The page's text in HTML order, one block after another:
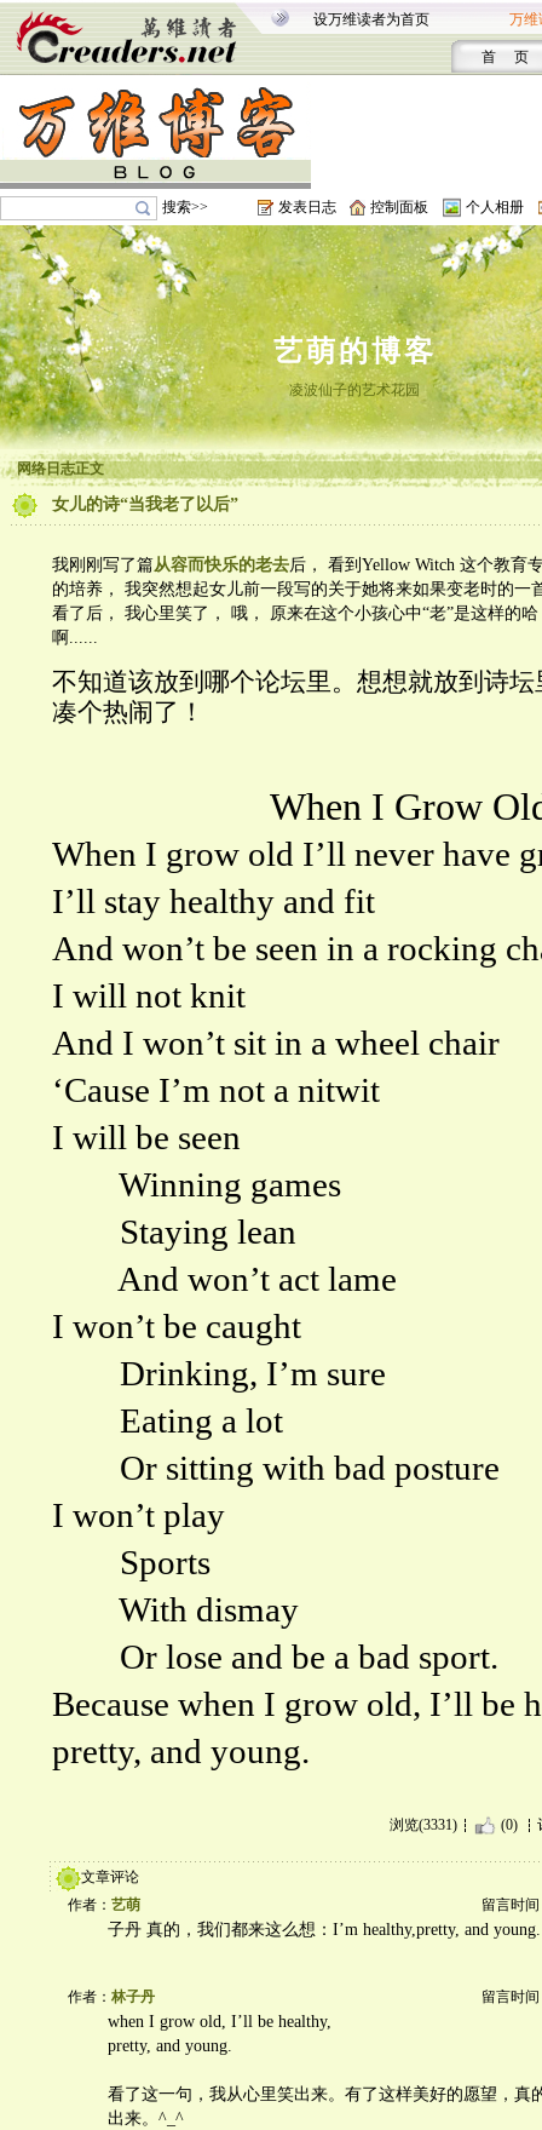
设万维读者为首页 万维
首 页
搜索>> 发表日志 控制面板 个人相册
艺萌的博客
凌波仙子的艺术花园
网络日志正文
女儿的诗“当我老了以后”
我刚刚写了篇从容而快乐的老去后， 看到Yellow Witch 这个教育
的培养， 我突然想起女儿前一段写的关于她将来如果变老时的一
看了后， 我心里笑了， 哦， 原来在这个小孩心中“老”是这样的
啊......
不知道该放到哪个论坛里。想想就放到诗
凑个热闹了！
When I Grow
When I grow old I’ll never have
I’ll stay healthy and fit
And won’t be seen in a rocking
I will not knit
And I won’t sit in a wheel chair
‘Cause I’m not a nitwit
I will be seen
Winning games
Staying lean
And won’t act lame
I won’t be caught
Drinking, I’m sure
Eating a lot
Or sitting with bad posture
I won’t play
Sports
With dismay
Or lose and be a bad sport.
Because when I grow old, I’ll be
pretty, and young.
浏览(3331) (0)
文章评论
作者： 艺萌 留言时间
子丹 真的，我们都来这么想：I’m healthy,pretty, and young.
作者： 林子丹 留言时间
when I grow old, I’ll be healthy,
pretty, and young.
看了这一句，我从心里笑出来。有了这样美好的愿望，真
出来。^_^